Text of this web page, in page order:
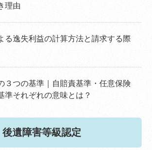
理由
る逸失利益の計算方法と請求する際
３つの基準｜自賠責基準・任意保険
準それぞれの意味とは？
後遺障害等級認定